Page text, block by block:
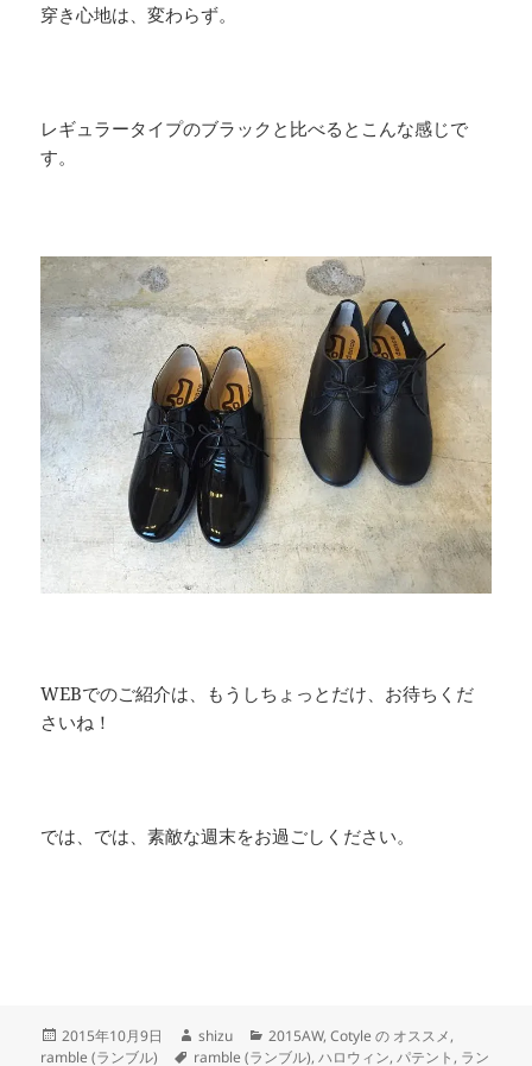
穿き心地は、変わらず。
レギュラータイプのブラックと比べるとこんな感じで
す。
WEBでのご紹介は、もうしちょっとだけ、お待ちくだ
さいね！
では、では、素敵な週末をお過ごしください。
投
稿
2015年10月9日
作
成
shizu
カ
テ
2015AW,Cotyle の オススメ,
ramble (ランブル)
タ
ramble (ランブル),ハロウィン,パテント , ラン